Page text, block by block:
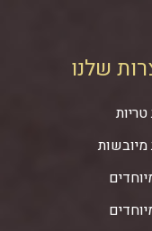
שלנו
מיובשות